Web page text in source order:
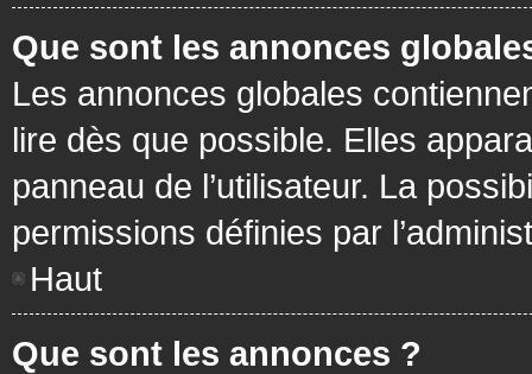
Que sont les annonces
Les annonces globales
lire dès que possible. Elles
panneau de l’utilisateur. La
permissions définies par
Haut
Que sont les annonces ?